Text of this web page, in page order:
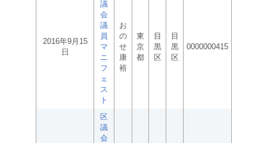
2016年9月15
日
議
会
議
員
マ
ニ
フ
ェ
ス
ト
お
の
せ
康
裕
東
京
都
目
黒
区
目
黒
区
0000000415
区
議
会